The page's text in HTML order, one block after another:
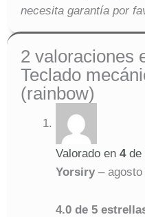
necesita garantía por
2 valoraciones
Teclado
(rainbow)
Valorado en 4de
Yorsiry – agosto
4.0 de 5